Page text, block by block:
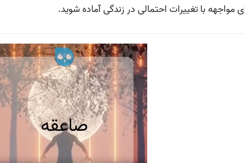
مواجهه با تغییرات احتمالی در زندگی آماده شوید.